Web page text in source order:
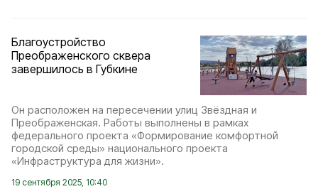
Благоустройство
Преображенского сквера
завершилось в Губкине
Он расположен на пересечении улиц Звёздная и
Преображенская. Работы выполнены в рамках
федерального проекта «Формирование комфортной
городской среды» национального проекта
«Инфраструктура для жизни».
19 сентября 2025, 10:40